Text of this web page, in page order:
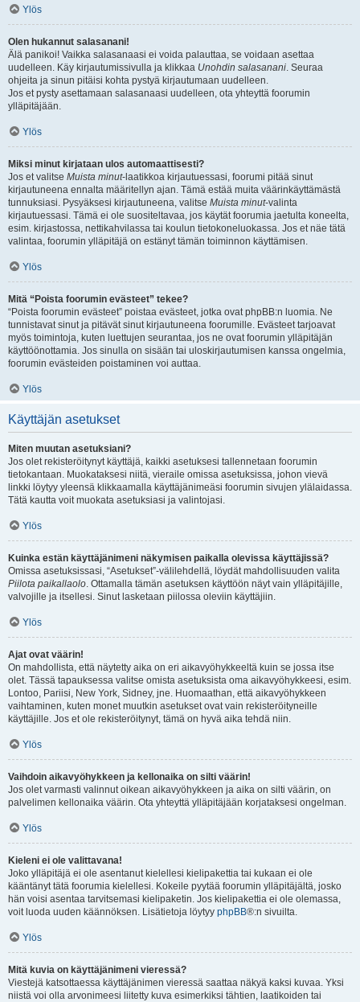
Ylös
Olen hukannut salasanani!
Älä panikoi! Vaikka salasanaasi ei voida palauttaa, se voidaan asettaa
uudelleen. Käy kirjautumissivulla ja klikkaa Unohdin salasanani. Seuraa
ohjeita ja sinun pitäisi kohta pystyä kirjautumaan uudelleen.
Jos et pysty asettamaan salasanaasi uudelleen, ota yhteyttä foorumin
ylläpitäjään.
Ylös
Miksi minut kirjataan ulos automaattisesti?
Jos et valitse Muista minut-laatikkoa kirjautuessasi, foorumi pitää sinut
kirjautuneena ennalta määritellyn ajan. Tämä estää muita väärinkäyttämästä
tunnuksiasi. Pysyäksesi kirjautuneena, valitse Muista minut-valinta
kirjautuessasi. Tämä ei ole suositeltavaa, jos käytät foorumia jaetulta koneelta,
esim. kirjastossa, nettikahvilassa tai koulun tietokoneluokassa. Jos et näe tätä
valintaa, foorumin ylläpitäjä on estänyt tämän toiminnon käyttämisen.
Ylös
Mitä “Poista foorumin evästeet” tekee?
“Poista foorumin evästeet” poistaa evästeet, jotka ovat phpBB:n luomia. Ne
tunnistavat sinut ja pitävät sinut kirjautuneena foorumille. Evästeet tarjoavat
myös toimintoja, kuten luettujen seurantaa, jos ne ovat foorumin ylläpitäjän
käyttöönottamia. Jos sinulla on sisään tai uloskirjautumisen kanssa ongelmia,
foorumin evästeiden poistaminen voi auttaa.
Ylös
Käyttäjän asetukset
Miten muutan asetuksiani?
Jos olet rekisteröitynyt käyttäjä, kaikki asetuksesi tallennetaan foorumin
tietokantaan. Muokataksesi niitä, vieraile omissa asetuksissa, johon vievä
linkki löytyy yleensä klikkaamalla käyttäjänimeäsi foorumin sivujen ylälaidassa.
Tätä kautta voit muokata asetuksiasi ja valintojasi.
Ylös
Kuinka estän käyttäjänimeni näkymisen paikalla olevissa käyttäjissä?
Omissa asetuksissasi, “Asetukset”-välilehdellä, löydät mahdollisuuden valita
Piilota paikallaolo. Ottamalla tämän asetuksen käyttöön näyt vain ylläpitäjille,
valvojille ja itsellesi. Sinut lasketaan piilossa oleviin käyttäjiin.
Ylös
Ajat ovat väärin!
On mahdollista, että näytetty aika on eri aikavyöhykkeeltä kuin se jossa itse
olet. Tässä tapauksessa valitse omista asetuksista oma aikavyöhykkeesi, esim.
Lontoo, Pariisi, New York, Sidney, jne. Huomaathan, että aikavyöhykkeen
vaihtaminen, kuten monet muutkin asetukset ovat vain rekisteröityneille
käyttäjille. Jos et ole rekisteröitynyt, tämä on hyvä aika tehdä niin.
Ylös
Vaihdoin aikavyöhykkeen ja kellonaika on silti väärin!
Jos olet varmasti valinnut oikean aikavyöhykkeen ja aika on silti väärin, on
palvelimen kellonaika väärin. Ota yhteyttä ylläpitäjään korjataksesi ongelman.
Ylös
Kieleni ei ole valittavana!
Joko ylläpitäjä ei ole asentanut kielellesi kielipakettia tai kukaan ei ole
kääntänyt tätä foorumia kielellesi. Kokeile pyytää foorumin ylläpitäjältä, josko
hän voisi asentaa tarvitsemasi kielipaketin. Jos kielipakettia ei ole olemassa,
voit luoda uuden käännöksen. Lisätietoja löytyy phpBB®:n sivuilta.
Ylös
Mitä kuvia on käyttäjänimeni vieressä?
Viestejä katsottaessa käyttäjänimen vieressä saattaa näkyä kaksi kuvaa. Yksi
niistä voi olla arvonimeesi liitetty kuva esimerkiksi tähtien, laatikoiden tai